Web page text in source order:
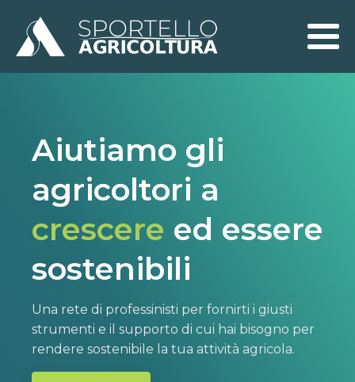
Aiutiamo gli
agricoltori a
crescere ed essere
sostenibili
Una rete di professinisti per fornirti i giusti
strumenti e il supporto di cui hai bisogno per
rendere sostenibile la tua attività agricola.